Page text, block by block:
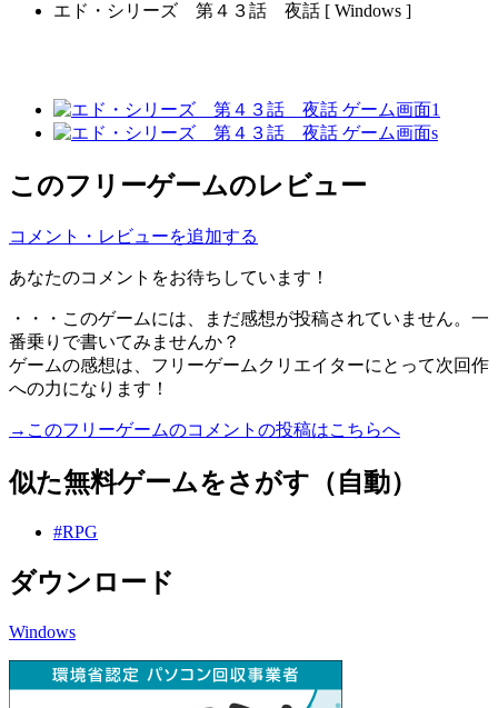
エド・シリーズ 第４３話 夜話 [ Windows ]
このフリーゲームのレビュー
コメント・レビューを追加する
あなたのコメントをお待ちしています！
・・・このゲームには、まだ感想が投稿されていません。一
番乗りで書いてみませんか？
ゲームの感想は、フリーゲームクリエイターにとって次回作
への力になります！
→このフリーゲームのコメントの投稿はこちらへ
似た無料ゲームをさがす（自動）
#RPG
ダウンロード
Windows